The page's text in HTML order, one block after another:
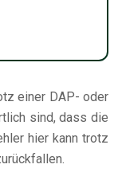
einer DAP- oder
sind, dass die
hier kann trotz